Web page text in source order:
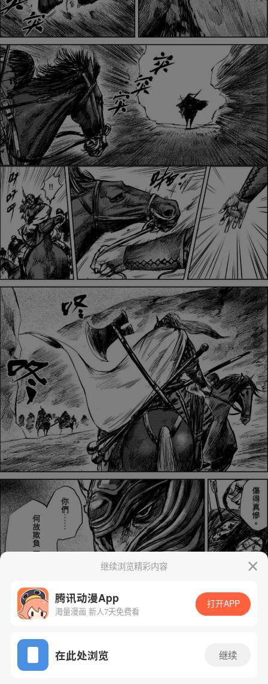
App免费看
下一话
继续浏览精彩内容
腾讯动漫App
海量漫画 新人7天免费看
打开APP
在此处浏览 继续